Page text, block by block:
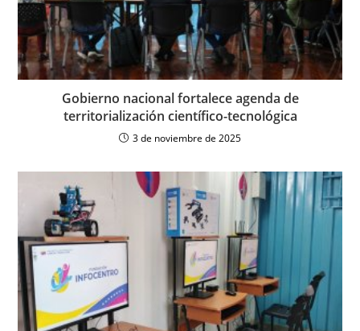
Gobierno nacional fortalece agenda de
territorialización científico-tecnológica
3 de noviembre de 2025